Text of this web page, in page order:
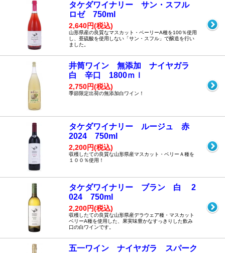
タケダワイナリー サン・スフル
ロゼ 750ml
2,640円(税込)
山形県産の良質なマスカット・ベーリーA種を100％使用
し、亜硫酸を使用しない「サン・スフル」で醸造を行い
ました。
井筒ワイン 無添加 ナイヤガラ
白 辛口 1800ｍｌ
2,750円(税込)
季節限定出荷の無添加白ワイン！
タケダワイナリー ルージュ 赤
2024 750ml
2,200円(税込)
収穫したての良質な山形県産マスカット・ベリーＡ種を
１００％使用！
タケダワイナリー ブラン 白 2
024 750ml
2,200円(税込)
収穫したての良質な山形県産デラウェア種・マスカット
ベリーA種を使用した、果実味豊かなすっきりした飲み
口の白ワインです。
五一ワイン ナイヤガラ スパーク